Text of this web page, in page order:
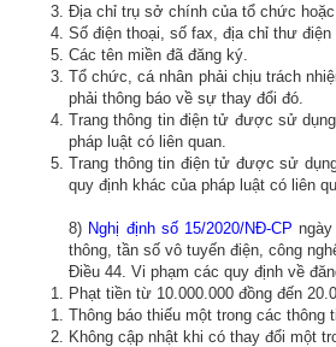
Địa chỉ trụ sở chính của tổ chức
Số điện thoại, số fax, địa chỉ thư điện
Các tên miền đã đăng ký.
Tổ chức, cá nhân phải chịu trách
phải thông báo về sự thay đổi đó.
Trang thông tin điện tử được sử
pháp luật có liên quan.
Trang thông tin điện tử được sử
quy định khác của pháp luật có liên
8) Nghị định số 15/2020/NĐ-CP
thông, tần số vô tuyến điện, công
Điều 44. Vi phạm các quy định về
Phạt tiền từ 10.000.000 đồng đến
Thông báo thiếu một trong các
Không cập nhật khi có thay đổi một